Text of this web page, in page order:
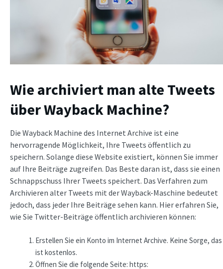
Wie archiviert man alte Tweets
über Wayback Machine?
Die Wayback Machine des Internet Archive ist eine
hervorragende Möglichkeit, Ihre Tweets öffentlich zu
speichern. Solange diese Website existiert, können Sie immer
auf Ihre Beiträge zugreifen. Das Beste daran ist, dass sie einen
Schnappschuss Ihrer Tweets speichert. Das Verfahren zum
Archivieren alter Tweets mit der Wayback-Maschine bedeutet
jedoch, dass jeder Ihre Beiträge sehen kann. Hier erfahren Sie,
wie Sie Twitter-Beiträge öffentlich archivieren können:
Erstellen Sie ein Konto im Internet Archive. Keine Sorge, das
ist kostenlos.
Öffnen Sie die folgende Seite: https: